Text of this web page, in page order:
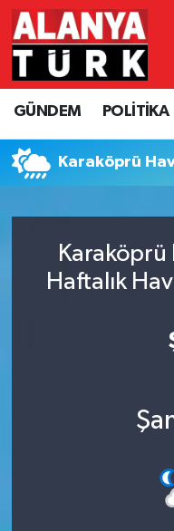
GÜNDEM POLİTİKA
Karaköprü
Karaköprü
Haftalık
GÜNDEM
POLİTİKA
ASAYİŞ
TURİZM
Nöbetçi
Hava Durumu
Namaz Vakitleri
Süper Lig Puan
Son Dakika